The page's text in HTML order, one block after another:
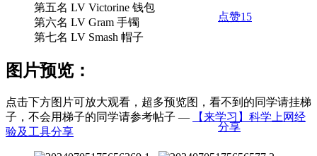
第五名 LV Victorine 钱包
第六名 LV Gram 手镯
第七名 LV Smash 帽子
图片预览：
点击下方图片可放大观看，超多预览图，看不到的同学请挂梯
子，不会用梯子的同学请参考帖子 —
【来学习】科学上网经
验及工具分享
点赞15
分享